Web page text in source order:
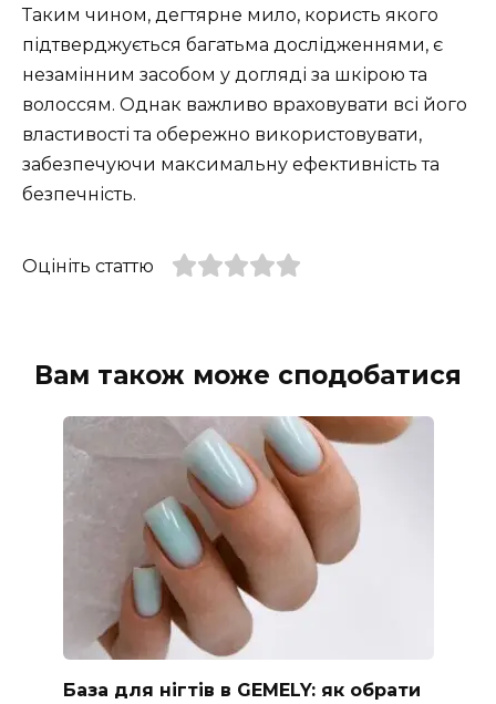
Таким чином, дегтярне мило, користь якого
підтверджується багатьма дослідженнями, є
незамінним засобом у догляді за шкірою та
волоссям. Однак важливо враховувати всі його
властивості та обережно використовувати,
забезпечуючи максимальну ефективність та
безпечність.
Оцініть статтю
Вам також може сподобатися
База для нігтів в GEMELY: як обрати